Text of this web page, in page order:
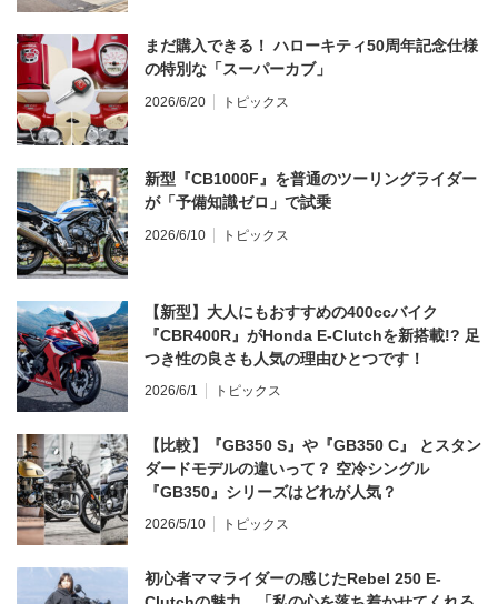
まだ購入できる！ ハローキティ50周年記念仕様
の特別な「スーパーカブ」
2026/6/20 トピックス
新型『CB1000F』を普通のツーリングライダー
が「予備知識ゼロ」で試乗
2026/6/10 トピックス
【新型】大人にもおすすめの400ccバイク
『CBR400R』がHonda E-Clutchを新搭載!? 足
つき性の良さも人気の理由ひとつです！
2026/6/1 トピックス
【比較】『GB350 S』や『GB350 C』 とスタン
ダードモデルの違いって？ 空冷シングル
『GB350』シリーズはどれが人気？
2026/5/10 トピックス
初心者ママライダーの感じたRebel 250 E-